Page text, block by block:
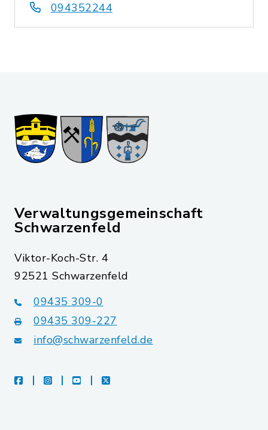
094352244
Verwaltungsgemeinschaft
Schwarzenfeld
Viktor-Koch-Str. 4
92521 Schwarzenfeld
09435 309-0
09435 309-227
info@schwarzenfeld.de
facebookinstagramyoutubeX